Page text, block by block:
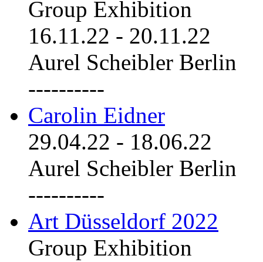
Group Exhibition
16.11.22 - 20.11.22
Aurel Scheibler Berlin
----------
Carolin Eidner
29.04.22 - 18.06.22
Aurel Scheibler Berlin
----------
Art Düsseldorf 2022
Group Exhibition